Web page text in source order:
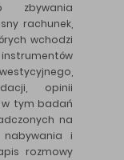
zbywania
rachunek,
wchodzi
opinii
w tym badań
na
i
rozmowy